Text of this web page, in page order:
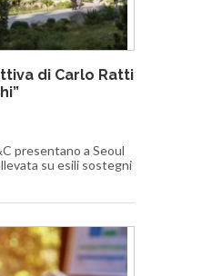
di Carlo Ratti
presentano a Seoul
su esili sostegni